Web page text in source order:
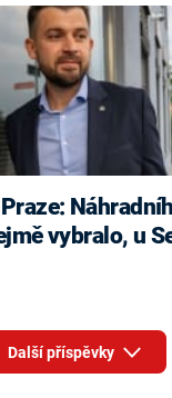
vybralo, u
Další příspěvky